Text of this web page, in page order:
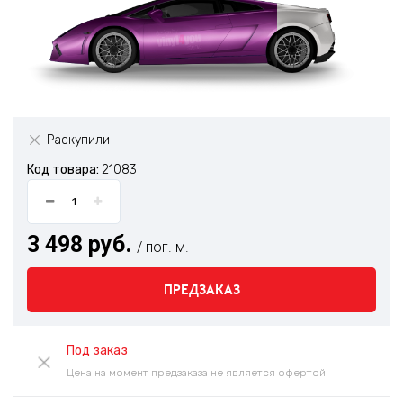
Раскупили
Код товара: 21083
3 498 руб. / пог. м.
ПРЕДЗАКАЗ
Под заказ
Цена на момент предзаказа не является офертой